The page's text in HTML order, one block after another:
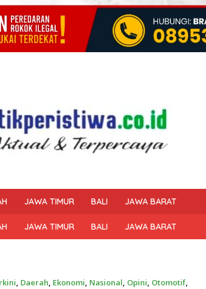
JAWA TIMUR BALI JAWA BARAT
JAWA TIMUR BALI JAWA BARAT
, Daerah, Ekonomi, Nasional, Opini, Otomotif,